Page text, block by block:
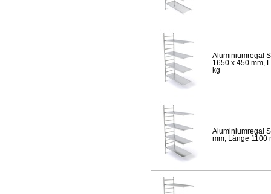
Aluminiumregal
1650 x 450 mm,
kg
Aluminiumregal
mm, Länge 1100